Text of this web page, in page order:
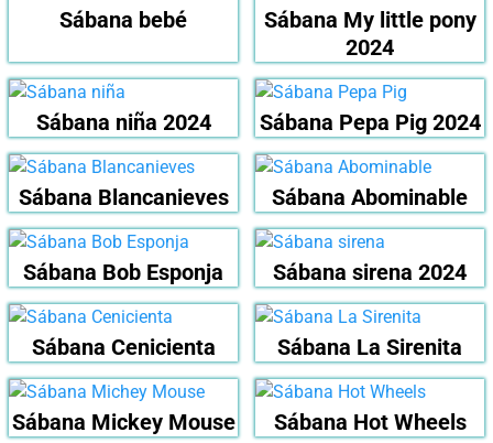
Sábana bebé
Sábana My little pony
2024
Sábana niña 2024 Sábana Pepa Pig 2024
Sábana Blancanieves Sábana Abominable
Sábana Bob Esponja Sábana sirena 2024
Sábana Cenicienta Sábana La Sirenita
Sábana Mickey Mouse Sábana Hot Wheels